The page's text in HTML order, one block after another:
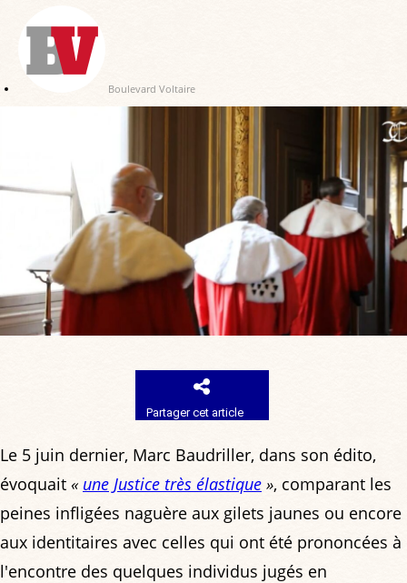
Boulevard Voltaire
Partager cet article
Le 5 juin dernier, Marc Baudriller, dans son édito,
évoquait « une Justice très élastique », comparant les
peines infligées naguère aux gilets jaunes ou encore
aux identitaires avec celles qui ont été prononcées à
l'encontre des quelques individus jugés en